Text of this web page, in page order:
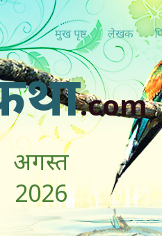
मुख पृष्ठ लेखक
.com
अगस्त
2026